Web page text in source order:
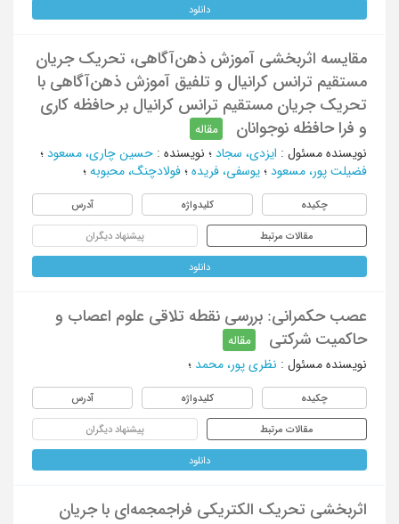
دانلود
مقایسه اثربخشی آموزش ذهن‌آگاهی، تحریک جریان
مستقیم ترانس کرانیال و تلفیق آموزش ذهن‌آگاهی با
تحریک جریان مستقیم ترانس کرانیال بر حافظه کاری
و فرا حافظه نوجوانان
مقاله
نویسنده مسئول : ایزدی، سجاد ؛ نویسنده : حسین چاری، مسعود ؛
فضیلت پور، مسعود ؛ یوسفی، فریده ؛ فولادچنگ، محبوبه ؛
چکیده کلیدواژه آدرس
مقالات مرتبط پیشنهاد دیگران
دانلود
عصب حکمرانی: بررسی نقطه تلاقی علوم اعصاب و
حاکمیت شرکتی
مقاله
نویسنده مسئول : نظری پور، محمد ؛
چکیده کلیدواژه آدرس
مقالات مرتبط پیشنهاد دیگران
دانلود
اثربخشی تحریک الکتریکی فراجمجمه‌ای با جریان